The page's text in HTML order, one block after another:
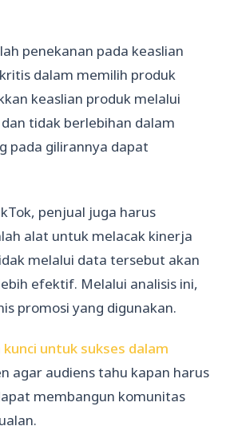
penekanan pada keaslian
dalam memilih produk
keaslian produk melalui
tidak berlebihan dalam
pada gilirannya dapat
penjual juga harus
alat untuk melacak kinerja
melalui data tersebut akan
efektif. Melalui analisis ini,
promosi yang digunakan.
untuk sukses dalam
agar audiens tahu kapan harus
membangun komunitas